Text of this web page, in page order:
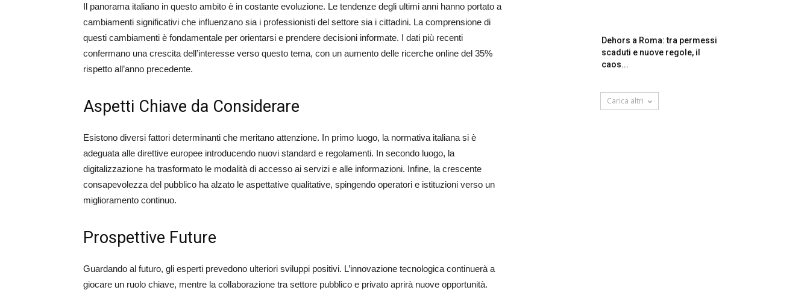
Il panorama italiano in questo ambito è in costante evoluzione. Le tendenze degli ultimi anni hanno portato a
cambiamenti significativi che influenzano sia i professionisti del settore sia i cittadini. La comprensione di
questi cambiamenti è fondamentale per orientarsi e prendere decisioni informate. I dati più recenti
confermano una crescita dell’interesse verso questo tema, con un aumento delle ricerche online del 35%
rispetto all’anno precedente.
Aspetti Chiave da Considerare
Esistono diversi fattori determinanti che meritano attenzione. In primo luogo, la normativa italiana si è
adeguata alle direttive europee introducendo nuovi standard e regolamenti. In secondo luogo, la
digitalizzazione ha trasformato le modalità di accesso ai servizi e alle informazioni. Infine, la crescente
consapevolezza del pubblico ha alzato le aspettative qualitative, spingendo operatori e istituzioni verso un
miglioramento continuo.
Prospettive Future
Guardando al futuro, gli esperti prevedono ulteriori sviluppi positivi. L’innovazione tecnologica continuerà a
giocare un ruolo chiave, mentre la collaborazione tra settore pubblico e privato aprirà nuove opportunità.
Dehors a Roma: tra permessi
scaduti e nuove regole, il
caos...
Carica altri